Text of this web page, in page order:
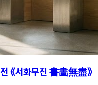
《서화무진 書畵無盡》